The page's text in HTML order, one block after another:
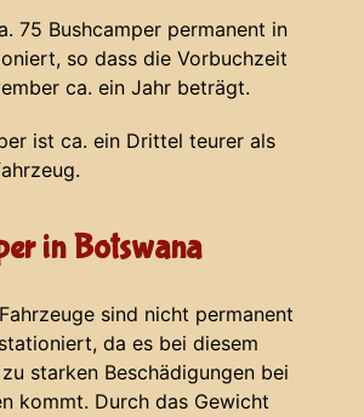
75 Bushcamper permanent in
so dass die Vorbuchzeit
ca. ein Jahr beträgt.
ist ca. ein Drittel teurer als
in Botswana
sind nicht permanent
da es bei diesem
starken Beschädigungen bei
kommt. Durch das Gewicht